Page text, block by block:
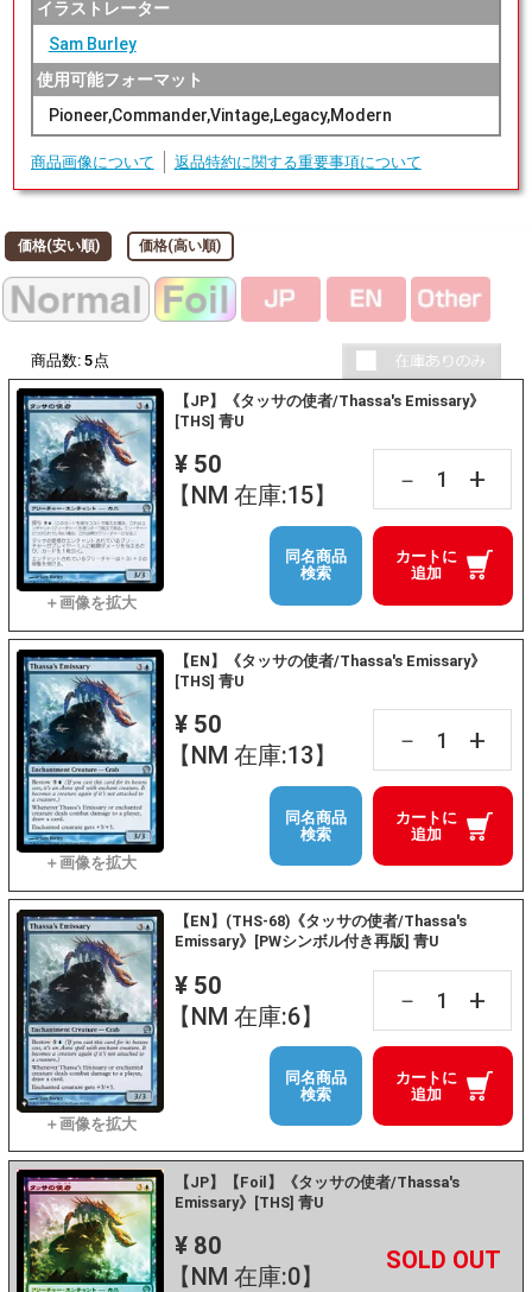
イラストレーター
Sam Burley
使用可能フォーマット
Pioneer,Commander,Vintage,Legacy,Modern
商品画像について 返品特約に関する重要事項について
価格(安い順) 価格(高い順)
商品数: 5 点
【JP】《タッサの使者/Thassa's Emissary》
[THS] 青U
¥ 50
【NM 在庫:15】
－ +
カートに
追加
同名商品
検索
【EN】《タッサの使者/Thassa's Emissary》
[THS] 青U
¥ 50
【NM 在庫:13】
－ +
カートに
追加
同名商品
検索
【EN】(THS-68)《タッサの使者/Thassa's
Emissary》[PWシンボル付き再版] 青U
¥ 50
【NM 在庫:6】
－ +
カートに
追加
同名商品
検索
【JP】【Foil】《タッサの使者/Thassa's
Emissary》[THS] 青U
¥ 80
【NM 在庫:0】
－ +